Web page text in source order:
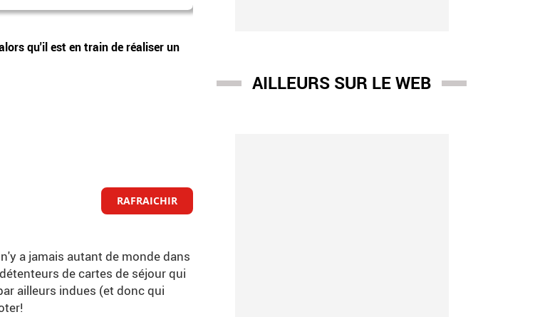
qu'il est en train de réaliser un
RAFRAICHIR
a jamais autant de monde dans
de cartes de séjour qui
ailleurs indues (et donc qui
AILLEURS SUR LE WEB